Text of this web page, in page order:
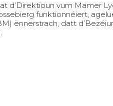
vum Mamer
funktionnéiert,
ënnerstrach, datt